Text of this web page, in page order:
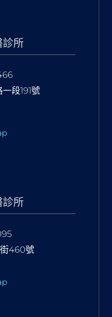
診所
段191號
診所
460號